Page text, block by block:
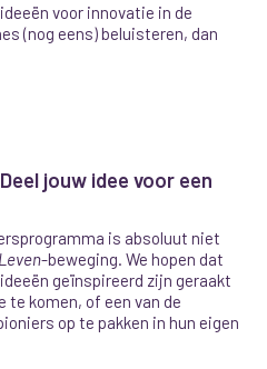
voor innovatie in de
(nog eens) beluisteren, dan
jouw idee voor een
is absoluut niet
-beweging. We hopen dat
geïnspireerd zijn geraakt
te komen, of een van de
op te pakken in hun eigen